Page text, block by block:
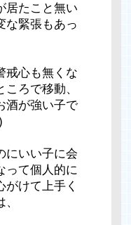
居たこと無い
な緊張もあっ
戒心も無くな
ろで移動、
酒が強い子で
にいい子に会
って個人的に
がけて上手く